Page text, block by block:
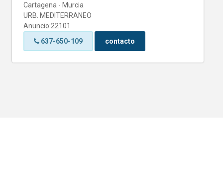
Cartagena - Murcia
URB. MEDITERRANEO
Anuncio:22101
637-650-109
contacto